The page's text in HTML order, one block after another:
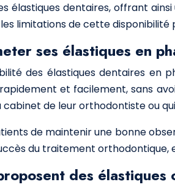
élastiques dentaires, offrant
limitations de cette disponibilité
ses élastiques en
des élastiques dentaires
rapidement et facilement, sans
de leur orthodontiste ou
de maintenir une bonne
du traitement
des